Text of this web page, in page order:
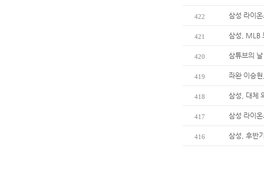
422 삼성 라이
421 삼성, MLB
420 삼튜브의
419 좌완 이승
418 삼성, 대체
417 삼성 라이
416 삼성, 후반